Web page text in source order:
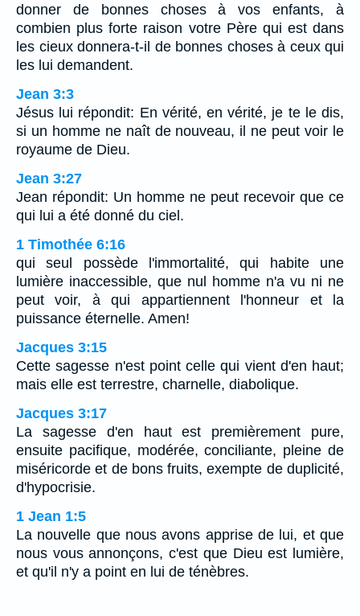
donner de bonnes choses à vos enfants, à
combien plus forte raison votre Père qui est dans
les cieux donnera-t-il de bonnes choses à ceux qui
les lui demandent.
Jean 3:3
Jésus lui répondit: En vérité, en vérité, je te le dis,
si un homme ne naît de nouveau, il ne peut voir le
royaume de Dieu.
Jean 3:27
Jean répondit: Un homme ne peut recevoir que ce
qui lui a été donné du ciel.
1 Timothée 6:16
qui seul possède l'immortalité, qui habite une
lumière inaccessible, que nul homme n'a vu ni ne
peut voir, à qui appartiennent l'honneur et la
puissance éternelle. Amen!
Jacques 3:15
Cette sagesse n'est point celle qui vient d'en haut;
mais elle est terrestre, charnelle, diabolique.
Jacques 3:17
La sagesse d'en haut est premièrement pure,
ensuite pacifique, modérée, conciliante, pleine de
miséricorde et de bons fruits, exempte de duplicité,
d'hypocrisie.
1 Jean 1:5
La nouvelle que nous avons apprise de lui, et que
nous vous annonçons, c'est que Dieu est lumière,
et qu'il n'y a point en lui de ténèbres.